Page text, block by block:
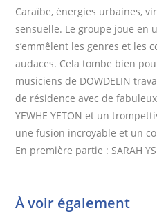
Caraïbe, énergies urbaines,
sensuelle. Le groupe joue en
s’emmêlent les genres et les
audaces. Cela tombe bien
musiciens de DOWDELIN
de résidence avec de
YEWHE YETON et un
une fusion incroyable et un
En première partie : SARAH
À voir également